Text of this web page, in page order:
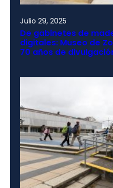
Julio 29, 2025
De gabinetes de
digitales: Museo de
70 años de